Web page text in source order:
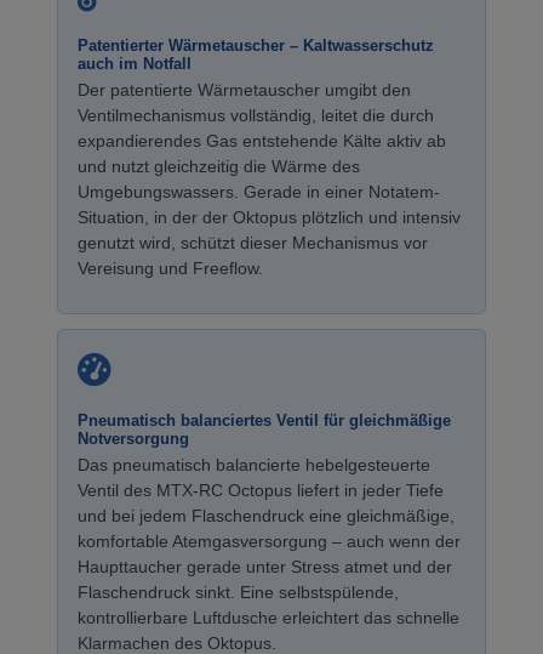
Patentierter Wärmetauscher – Kaltwasserschutz
auch im Notfall
Der patentierte Wärmetauscher umgibt den
Ventilmechanismus vollständig, leitet die durch
expandierendes Gas entstehende Kälte aktiv ab
und nutzt gleichzeitig die Wärme des
Umgebungswassers. Gerade in einer Notatem-
Situation, in der der Oktopus plötzlich und intensiv
genutzt wird, schützt dieser Mechanismus vor
Vereisung und Freeflow.
Pneumatisch balanciertes Ventil für gleichmäßige
Notversorgung
Das pneumatisch balancierte hebelgesteuerte
Ventil des MTX-RC Octopus liefert in jeder Tiefe
und bei jedem Flaschendruck eine gleichmäßige,
komfortable Atemgasversorgung – auch wenn der
Haupttaucher gerade unter Stress atmet und der
Flaschendruck sinkt. Eine selbstspülende,
kontrollierbare Luftdusche erleichtert das schnelle
Klarmachen des Oktopus.